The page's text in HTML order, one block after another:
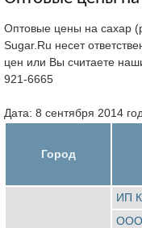
Оптовые цены на сахар
Sugar.Ru несет
цен или Вы считаете
921-6665
Дата: 8 сентября 2014
Город
ИП
ООО